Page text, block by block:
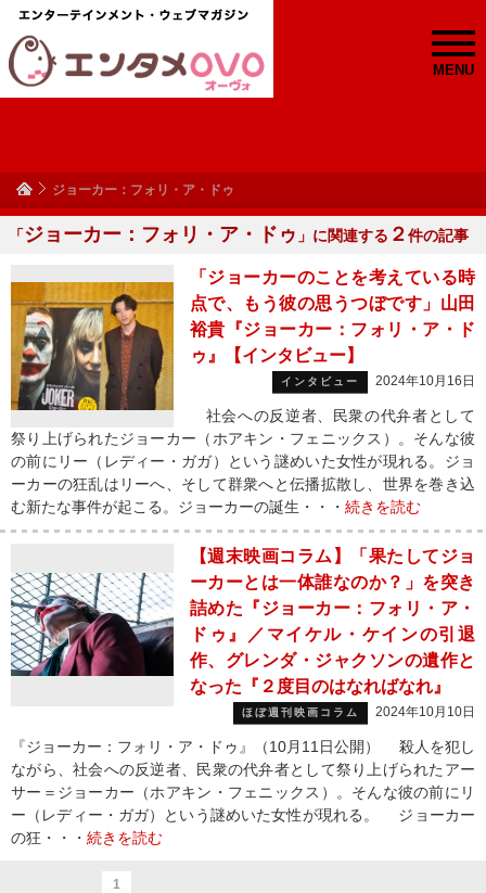
MENU
ジョーカー：フォリ・ア・ドゥ
「ジョーカー：フォリ・ア・ドゥ 」に関連する ２件の記事
「ジョーカーのことを考えている時
点で、もう彼の思うつぼです」山田
裕貴『ジョーカー：フォリ・ア・ド
ゥ』【インタビュー】
インタビュー 2024年10月16日
社会への反逆者、民衆の代弁者として
祭り上げられたジョーカー（ホアキン・フェニックス）。そんな彼
の前にリー（レディー・ガガ）という謎めいた女性が現れる。ジョ
ーカーの狂乱はリーへ、そして群衆へと伝播拡散し、世界を巻き込
む新たな事件が起こる。ジョーカーの誕生・・・ 続きを読む
【週末映画コラム】「果たしてジョ
ーカーとは一体誰なのか？」を突き
詰めた『ジョーカー：フォリ・ア・
ドゥ』／マイケル・ケインの引退
作、グレンダ・ジャクソンの遺作と
なった『２度目のはなればなれ』
ほぼ週刊映画コラム 2024年10月10日
『ジョーカー：フォリ・ア・ドゥ』（10月11日公開） 殺人を犯し
ながら、社会への反逆者、民衆の代弁者として祭り上げられたアー
サー＝ジョーカー（ホアキン・フェニックス）。そんな彼の前にリ
ー（レディー・ガガ）という謎めいた女性が現れる。 ジョーカー
の狂・・・ 続きを読む
1